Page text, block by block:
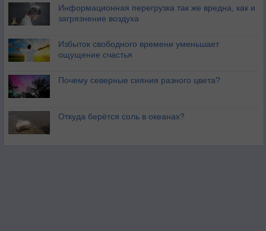
Информационная перегрузка так же вредна, как и
загрязнение воздуха
Избыток свободного времени уменьшает
ощущение счастья
Почему северные сияния разного цвета?
Откуда берётся соль в океанах?